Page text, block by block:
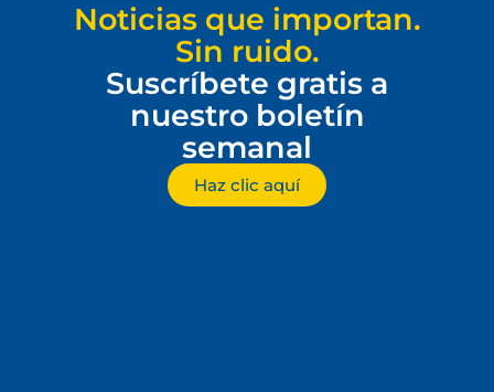
Noticias que importan.
Sin ruido.
Suscríbete gratis a
nuestro boletín
semanal
Haz clic aquí